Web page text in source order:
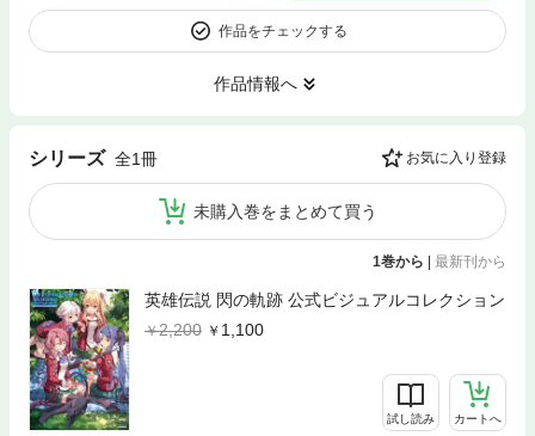
作品をチェックする
作品情報へ
シリーズ 全1冊 お気に入り登録
未購入巻をまとめて買う
1巻から | 最新刊から
英雄伝説 閃の軌跡 公式ビジュアルコレクション
2,200
1,100
試し読み カートへ